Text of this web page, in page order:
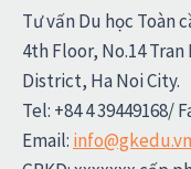
Tư vấn Du học Toàn
4th Floor, No.14
District, Ha Noi City.
Tel: +84 4 39449168/
Email: info@gkedu.vn